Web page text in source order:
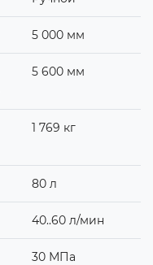
5 000 мм
5 600 мм
1 769 кг
80 л
40..60 л/мин
30 МПа